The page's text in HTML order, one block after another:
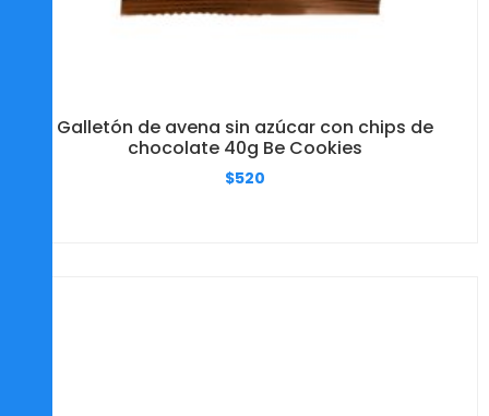
Galletón de avena sin azúcar con chips de
chocolate 40g Be Cookies
$520